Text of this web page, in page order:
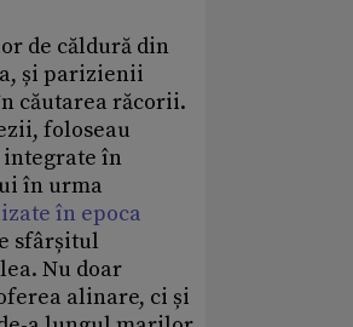
de căldură din
și parizienii
căutarea răcorii.
foloseau
în
în urma
în epoca
sfârșitul
Nu doar
alinare, ci și